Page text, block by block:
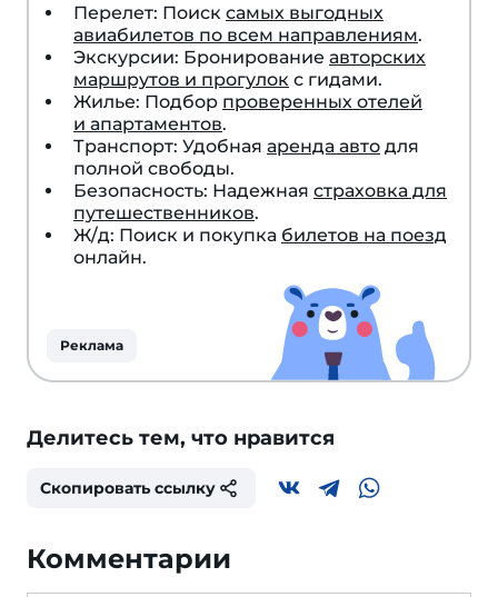
Перелет: Поиск самых выгодных
авиабилетов по всем направлениям.
Экскурсии: Бронирование авторских
маршрутов и прогулок с гидами.
Жилье: Подбор проверенных отелей
и апартаментов.
Транспорт: Удобная аренда авто для
полной свободы.
Безопасность: Надежная страховка для
путешественников.
Ж/д: Поиск и покупка билетов на поезд
онлайн.
Реклама
Делитесь тем, что нравится
Скопировать ссылку
Комментарии